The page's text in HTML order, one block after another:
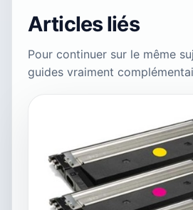
Articles liés
Pour continuer sur le même
guides vraiment